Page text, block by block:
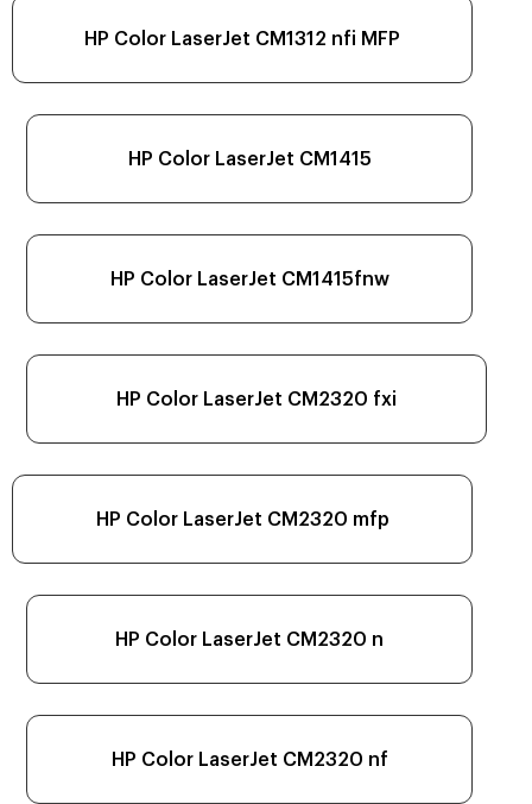
HP Color LaserJet CM1312 nfi MFP
HP Color LaserJet CM1415
HP Color LaserJet CM1415fnw
HP Color LaserJet CM2320 fxi
HP Color LaserJet CM2320 mfp
HP Color LaserJet CM2320 n
HP Color LaserJet CM2320 nf